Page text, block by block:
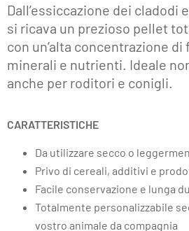
Dall’essiccazione dei cladodi
si ricava un prezioso pellet
con un’alta concentrazione
minerali e nutrienti. Ideale
anche per roditori e conigli.
CARATTERISTICHE
Da utilizzare secco o
Privo di cereali, additivi e
Facile conservazione e lunga
Totalmente personalizzabile
vostro animale da compagnia